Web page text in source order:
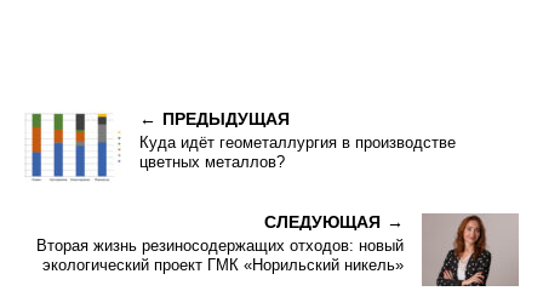
ПРЕДЫДУЩАЯ
Куда идёт геометаллургия в производстве
цветных металлов?
СЛЕДУЮЩАЯ
Вторая жизнь резиносодержащих отходов: новый
экологический проект ГМК «Норильский никель»